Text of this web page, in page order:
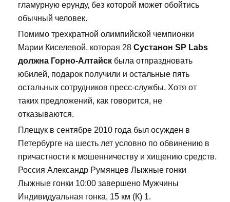
гламурную ерунду, без которой может обойтись
обычный человек.
Помимо трехкратной олимпийской чемпионки
Марии Киселевой, которая 28 Сустанон SP Labs
должна Горно-Алтайск была отпраздновать
юбилей, подарок получили и остальные пять
остальных сотрудников пресс-службы. Хотя от
таких предложений, как говорится, не
отказываются.
Плещук в сентябре 2010 года был осужден в
Петербурге на шесть лет условно по обвинению в
причастности к мошенничеству и хищению средств.
Россия Александр Румянцев Лыжные гонки
Лыжные гонки 10:00 завершено Мужчины
Индивидуальная гонка, 15 км (К) 1.